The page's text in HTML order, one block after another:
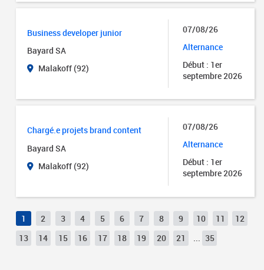
Business developer junior
Bayard SA
Malakoff (92)
07/08/26
Alternance
Début : 1er
septembre 2026
Chargé.e projets brand content
Bayard SA
Malakoff (92)
07/08/26
Alternance
Début : 1er
septembre 2026
1 2 3 4 5 6 7 8 9 10 11
12
13
14 15 16 17 18 19 20 21 ... 35